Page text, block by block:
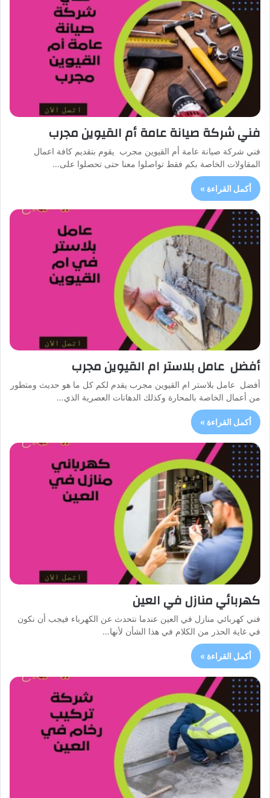
فني شركة صيانة عامة أم القيوين مجرب
فني شركة صيانة عامة أم القيوين مجرب يقوم بتقديم كافة اعمال
المقاولات الخاصة بكم فقط تواصلوا معنا حتى تحصلوا على…
أكمل القراءة »
أفضل عامل بلاستر ام القيوين مجرب
أفضل عامل بلاستر ام القيوين مجرب يقدم لكم كل ما هو حديث ومتطور
من أعمال الخاصة بالمحارة وكذلك الدهانات العصرية الذي…
أكمل القراءة »
كهربائي منازل في العين
فني كهربائي منازل في العين عندما نتحدث عن الكهرباء فيجب أن نكون
في غاية الحذر من الكلام في هذا الشأن لأنها…
أكمل القراءة »